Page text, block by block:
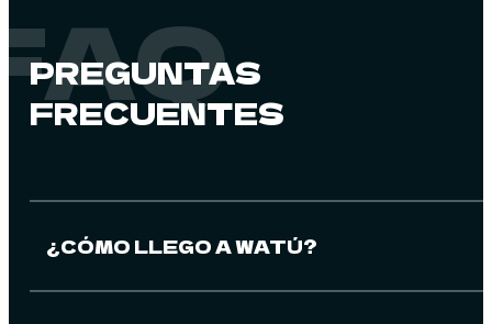
PREGUNTAS
FRECUENTES
¿CÓMO LLEGO A WATÚ?